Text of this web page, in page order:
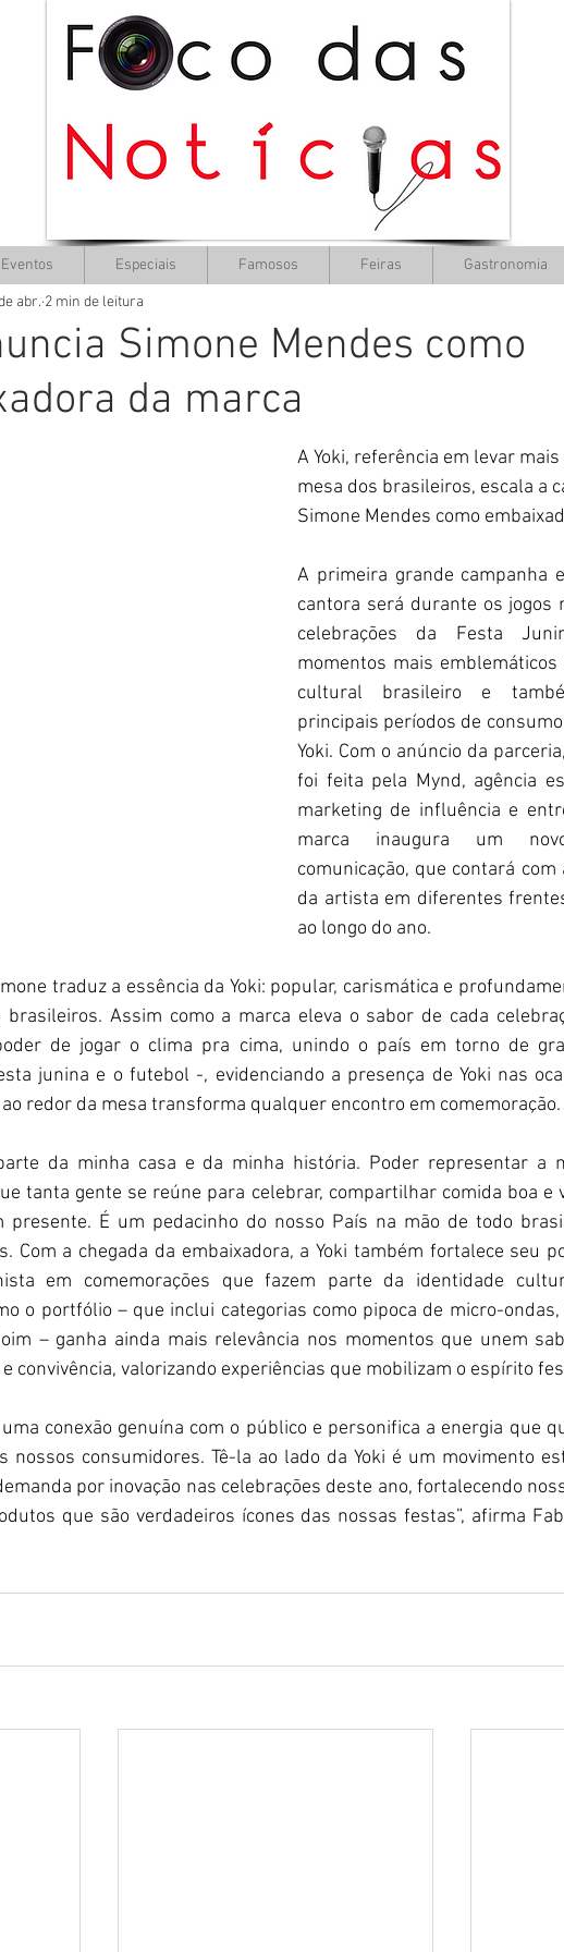
Simone Mendes como
da marca
abr. 2 min de leitura
A Yoki, referência em levar
mesa dos brasileiros, escala a
Simone Mendes como
A primeira grande campanha
cantora será durante os jogos
celebrações da Festa
momentos mais emblemáticos
cultural brasileiro e
principais períodos de
Yoki. Com o anúncio da
foi feita pela Mynd, agência
marketing de influência e
marca inaugura um
comunicação, que contará com
da artista em diferentes
ao longo do ano.
traduz a essência da Yoki: popular, carismática e
brasileiros. Assim como a marca eleva o sabor de cada
de jogar o clima pra cima, unindo o país em torno de
junina e o futebol -, evidenciando a presença de Yoki nas
redor da mesa transforma qualquer encontro em comemoração.
da minha casa e da minha história. Poder representar a
tanta gente se reúne para celebrar, compartilhar comida boa e
presente. É um pedacinho do nosso País na mão de todo
Com a chegada da embaixadora, a Yoki também fortalece seu
em comemorações que fazem parte da identidade
o portfólio – que inclui categorias como pipoca de micro-
– ganha ainda mais relevância nos momentos que unem
convivência, valorizando experiências que mobilizam o espírito
uma conexão genuína com o público e personifica a energia que
nossos consumidores. Tê-la ao lado da Yoki é um movimento
por inovação nas celebrações deste ano, fortalecendo
que são verdadeiros ícones das nossas festas”, afirma
Eventos Especiais Famosos Feiras Gastronomia